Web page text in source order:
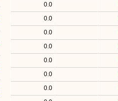
0.0
0.0
0.0
0.0
0.0
0.0
0.0